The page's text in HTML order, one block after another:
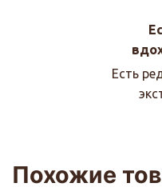
Есть
Похожие